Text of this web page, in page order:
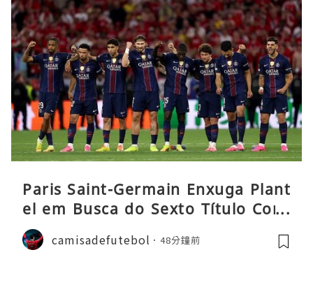
Paris Saint-Germain Enxuga Plant
el em Busca do Sexto Título Cons
ecutivo da Liga
camisadefutebol 48分鐘前